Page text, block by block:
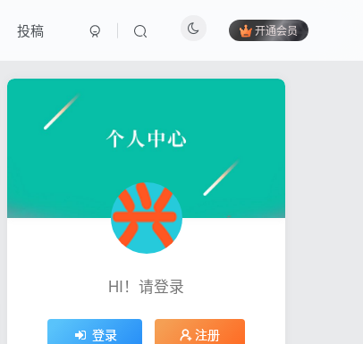
投稿 开通会员
HI！请登录
登录 注册